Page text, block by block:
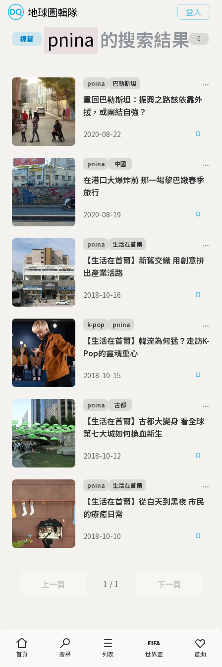
地球圖輯隊 登入
首頁 搜尋 列表 世界盃 贊助
標籤 pnina 的搜索結果 6
重回巴勒斯坦：振興之路該依靠外
援，或團結自強？
pnina 巴勒斯坦
2020-08-22
在港口大爆炸前 那一場黎巴嫩春季
旅行
pnina 中國
2020-08-19
【生活在首爾】新舊交織 用創意拚
出產業活路
pnina 生活在首爾
2018-10-16
【生活在首爾】韓流為何猛？走訪K-
Pop的靈魂重心
k-pop pnina
2018-10-15
【生活在首爾】古都大變身 看全球
第七大城如何換血新生
pnina 古都
2018-10-12
【生活在首爾】從白天到黑夜 市民
的療癒日常
pnina 生活在首爾
2018-10-10
上一頁
上一頁 1 / 1 下一頁
下一頁